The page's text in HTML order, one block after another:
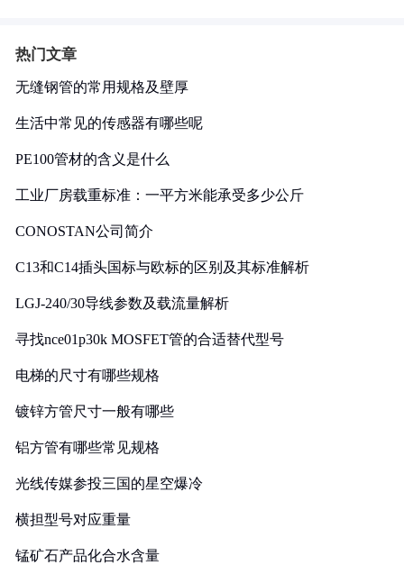
热门文章
无缝钢管的常用规格及壁厚
生活中常见的传感器有哪些呢
PE100管材的含义是什么
工业厂房载重标准：一平方米能承受多少公斤
CONOSTAN公司简介
C13和C14插头国标与欧标的区别及其标准解析
LGJ-240/30导线参数及载流量解析
寻找nce01p30k MOSFET管的合适替代型号
电梯的尺寸有哪些规格
镀锌方管尺寸一般有哪些
铝方管有哪些常见规格
光线传媒参投三国的星空爆冷
横担型号对应重量
锰矿石产品化合水含量